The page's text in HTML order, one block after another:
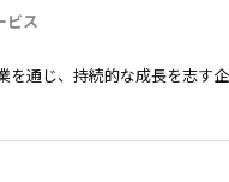
ビス
を通じ、持続的な成長を志す